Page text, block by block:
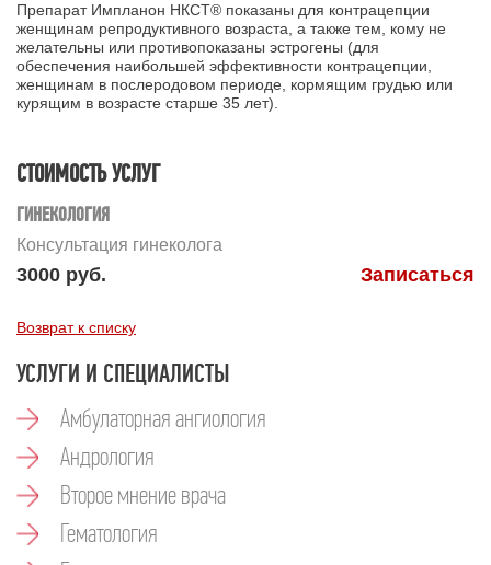
Препарат Импланон НКСТ® показаны для контрацепции
женщинам репродуктивного возраста, а также тем, кому не
желательны или противопоказаны эстрогены (для
обеспечения наибольшей эффективности контрацепции,
женщинам в послеродовом периоде, кормящим грудью или
курящим в возрасте старше 35 лет).
СТОИМОСТЬ УСЛУГ
ГИНЕКОЛОГИЯ
Консультация гинеколога
Записаться
3000 руб.
Возврат к списку
УСЛУГИ И СПЕЦИАЛИСТЫ
Амбулаторная ангиология
Андрология
Второе мнение врача
Гематология